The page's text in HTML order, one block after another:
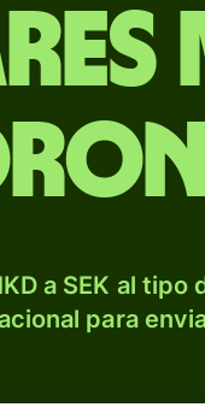
a SEK al tipo
para